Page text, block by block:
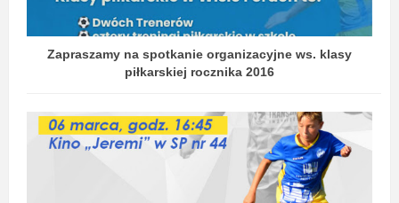
Zapraszamy na spotkanie organizacyjne ws. klasy
piłkarskiej rocznika 2016